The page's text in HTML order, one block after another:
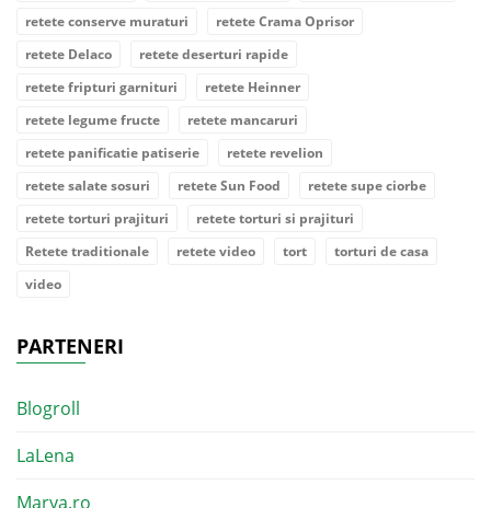
retete conserve muraturi
retete Crama Oprisor
retete Delaco
retete deserturi rapide
retete fripturi garnituri
retete Heinner
retete legume fructe
retete mancaruri
retete panificatie patiserie
retete revelion
retete salate sosuri
retete Sun Food
retete supe ciorbe
retete torturi prajituri
retete torturi si prajituri
Retete traditionale
retete video tort
torturi de casa
video
PARTENERI
Blogroll
LaLena
Marya.ro